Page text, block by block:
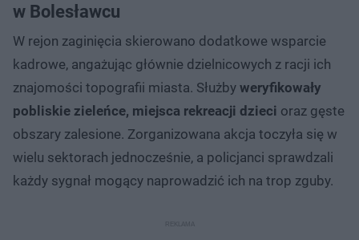
w Bolesławcu
W rejon zaginięcia skierowano dodatkowe wsparcie
kadrowe, angażując głównie dzielnicowych z racji ich
znajomości topografii miasta. Służby weryfikowały
pobliskie zieleńce, miejsca rekreacji dzieci oraz gęste
obszary zalesione. Zorganizowana akcja toczyła się w
wielu sektorach jednocześnie, a policjanci sprawdzali
każdy sygnał mogący naprowadzić ich na trop zguby.